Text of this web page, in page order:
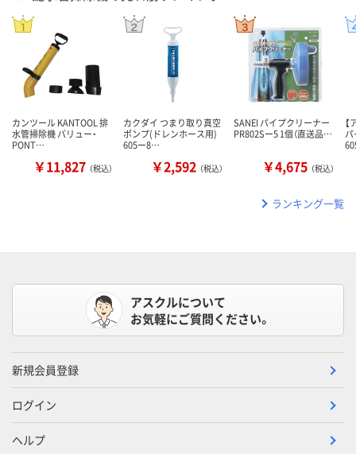
カンツール KANTOOL 排
水管掃除機 バリュー・
PONT…
￥11,827 （税込）
カクダイ つまり取り真空
ポンプ(ドレンホース用)
605ー8…
￥2,592 （税込）
SANEI パイプクリーナー
PR802Sー5 1個（直送品…
￥4,675 （税込）
ランキング一覧
アスクルについて
お気軽にご質問ください。
新規会員登録
ログイン
ヘルプ